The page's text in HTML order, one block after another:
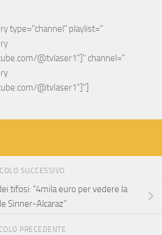
type="channel" playlist="
@tvlaser1"]" channel="
@tvlaser1"]"]
SUCCESSIVO
tifosi: “4mila euro per vedere la
Sinner-Alcaraz”
PRECEDENTE